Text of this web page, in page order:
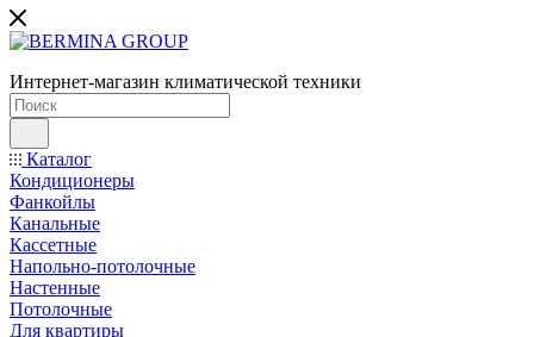
Интернет-магазин климатической техники
Каталог
Кондиционеры
Фанкойлы
Канальные
Кассетные
Напольно-потолочные
Настенные
Потолочные
Для квартиры